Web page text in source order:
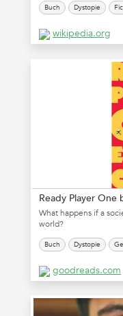
Buch Dystopie
wikipedia.org
What happens if a
world?
Buch Dystopie
goodreads.com